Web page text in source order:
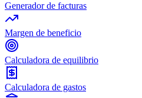
Generador de facturas
Margen de beneficio
Calculadora de equilibrio
Calculadora de gastos